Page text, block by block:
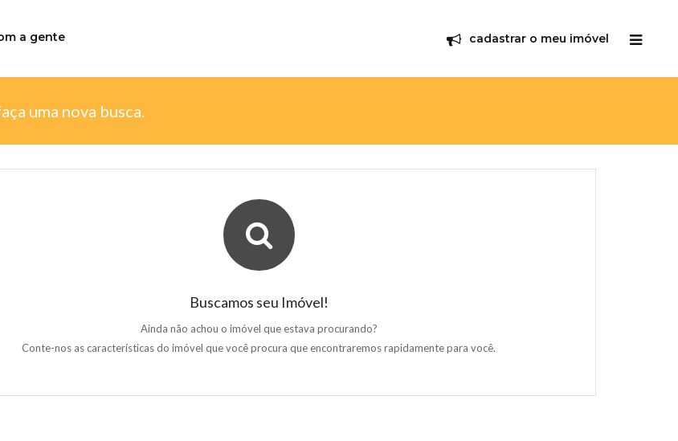
a gente cadastrar o meu imóvel
uma nova busca.
Buscamos seu Imóvel!
Ainda não achou o imóvel que estava procurando?
Conte-nos as características do imóvel que você procura que encontraremos rapidamente para você.